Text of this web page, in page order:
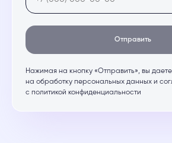
Отправить
Нажимая на кнопку «Отправить», вы
на обработку персональных данных и
c политикой конфиденциальности